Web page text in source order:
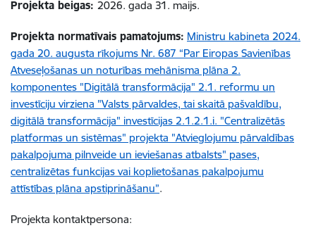
Projekta beigas: 2026. gada 31. maijs.
Projekta normatīvais pamatojums: Ministru kabineta 2024.
gada 20. augusta rīkojums Nr. 687 “Par Eiropas Savienības
Atveseļošanas un noturības mehānisma plāna 2.
komponentes "Digitālā transformācija" 2.1. reformu un
investīciju virziena "Valsts pārvaldes, tai skaitā pašvaldību,
digitālā transformācija" investīcijas 2.1.2.1.i. "Centralizētās
platformas un sistēmas" projekta "Atvieglojumu pārvaldības
pakalpojuma pilnveide un ieviešanas atbalsts" pases,
centralizētas funkcijas vai koplietošanas pakalpojumu
attīstības plāna apstiprināšanu”.
Projekta kontaktpersona: